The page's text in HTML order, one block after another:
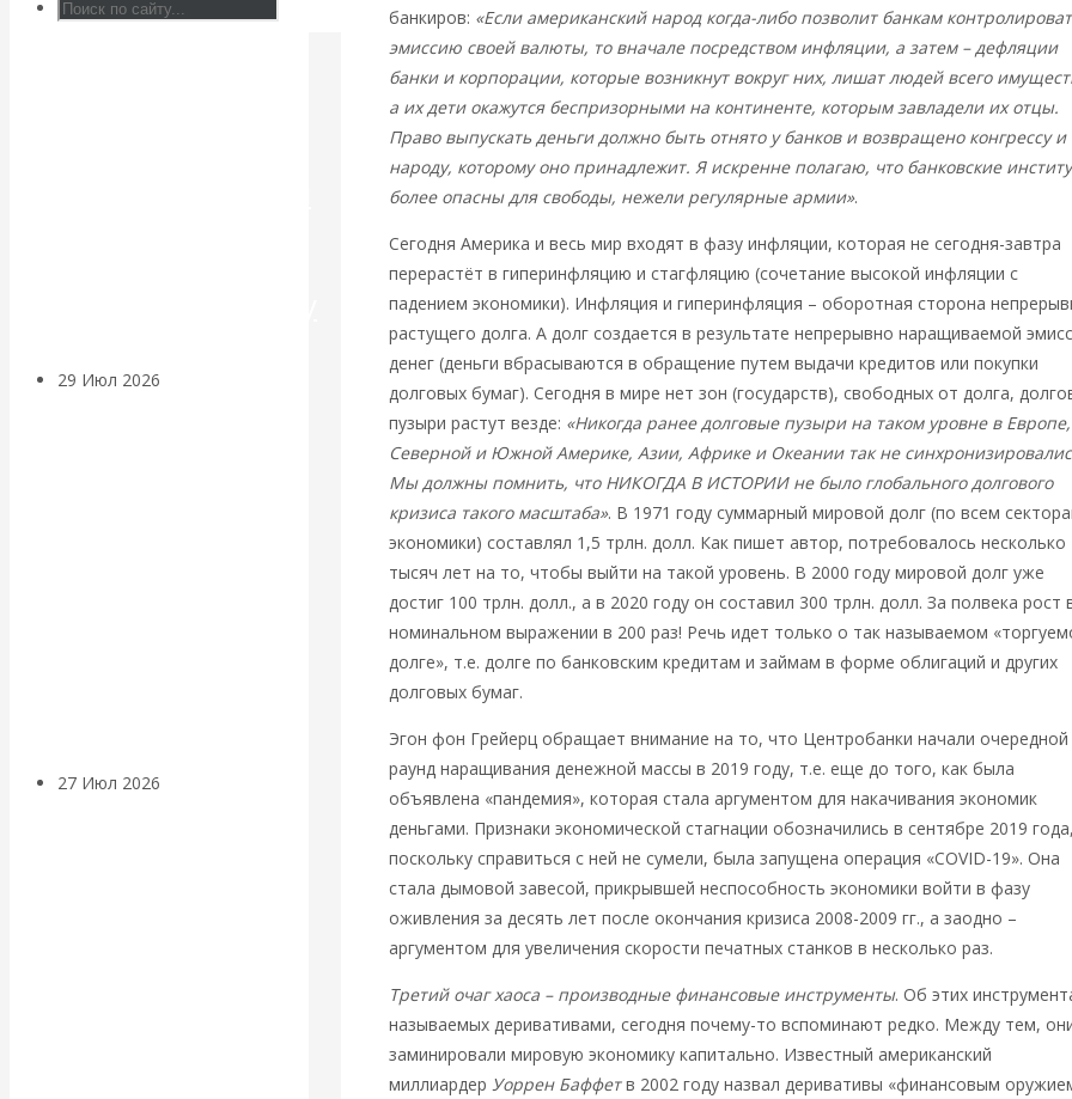
Катасонов.
29 Июл 2026
27 Июл 2026
банкиров: «Если американский народ когда-либо позволит банкам
эмиссию своей валюты, то вначале посредством инфляции, а затем – дефляции
банки и корпорации, которые возникнут вокруг них, лишат людей всего
а их дети окажутся беспризорными на континенте, которым завладели их отцы.
Право выпускать деньги должно быть отнято у банков и возвращено конгрессу и
народу, которому оно принадлежит. Я искренне полагаю, что банковские
более опасны для свободы, нежели регулярные армии».
Сегодня Америка и весь мир входят в фазу инфляции, которая не сегодня-завтра
перерастёт в гиперинфляцию и стагфляцию (сочетание высокой инфляции с
падением экономики). Инфляция и гиперинфляция – оборотная сторона
растущего долга. А долг создается в результате непрерывно наращиваемой
денег (деньги вбрасываются в обращение путем выдачи кредитов или покупки
долговых бумаг). Сегодня в мире нет зон (государств), свободных от долга,
пузыри растут везде: «Никогда ранее долговые пузыри на таком уровне в Европе,
Северной и Южной Америке, Азии, Африке и Океании так не
Мы должны помнить, что НИКОГДА В ИСТОРИИ не было глобального долгового
кризиса такого масштаба». В 1971 году суммарный мировой долг (по всем
экономики) составлял 1,5 трлн. долл. Как пишет автор, потребовалось несколько
тысяч лет на то, чтобы выйти на такой уровень. В 2000 году мировой долг уже
достиг 100 трлн. долл., а в 2020 году он составил 300 трлн. долл. За полвека рост
номинальном выражении в 200 раз! Речь идет только о так называемом
долге», т.е. долге по банковским кредитам и займам в форме облигаций и других
долговых бумаг.
Эгон фон Грейерц обращает внимание на то, что Центробанки начали очередной
раунд наращивания денежной массы в 2019 году, т.е. еще до того, как была
объявлена «пандемия», которая стала аргументом для накачивания экономик
деньгами. Признаки экономической стагнации обозначились в сентябре 2019
поскольку справиться с ней не сумели, была запущена операция «COVID-19». Она
стала дымовой завесой, прикрывшей неспособность экономики войти в фазу
оживления за десять лет после окончания кризиса 2008-2009 гг., а заодно –
аргументом для увеличения скорости печатных станков в несколько раз.
Третий очаг хаоса – производные финансовые инструменты. Об этих
называемых деривативами, сегодня почему-то вспоминают редко. Между тем,
заминировали мировую экономику капитально. Известный американский
миллиардерУоррен Баффетв 2002 году назвал деривативы «финансовым